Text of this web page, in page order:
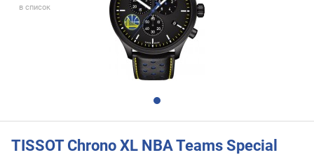
в список
TISSOT Chrono XL NBA Teams Special